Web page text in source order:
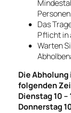
Das
Pflicht in
Warten
Die
folgenden
Dienstag 10 –
Donnerstag